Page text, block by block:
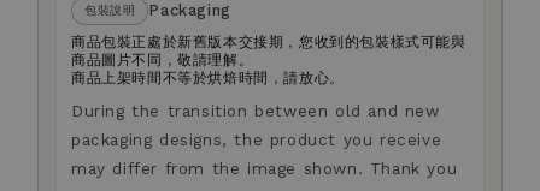
包裝說明
Packaging
商品包裝正處於新舊版本交接期，您收到的包裝樣式可能與
商品圖片不同，敬請理解。
商品上架時間不等於烘焙時間，請放心。
During the transition between old and new
packaging designs, the product you receive
may differ from the image shown. Thank you